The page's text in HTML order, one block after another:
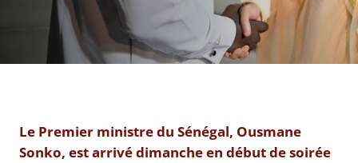
Le Premier ministre du Sénégal, Ousmane
Sonko, est arrivé dimanche en début de soirée